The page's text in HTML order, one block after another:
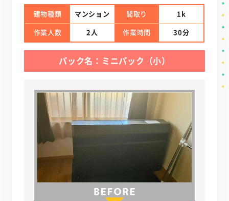
建物種類 マンション 間取り
1k
作業人数
2人 作業時間 30分
パック名：ミニパック（小）